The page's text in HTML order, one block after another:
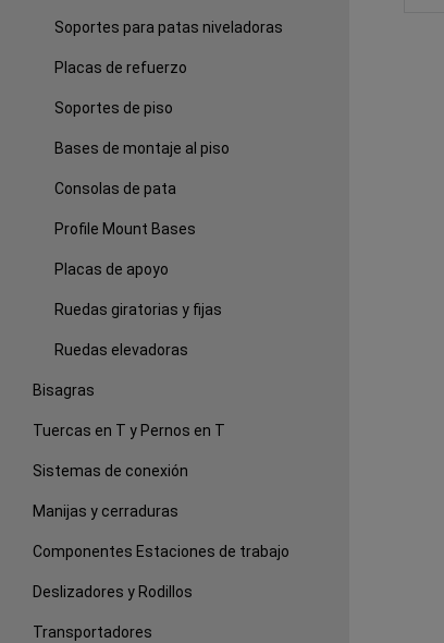
Soportes para patas niveladoras
Placas de refuerzo
Soportes de piso
Bases de montaje al piso
Consolas de pata
Profile Mount Bases
Placas de apoyo
Ruedas giratorias y fijas
Ruedas elevadoras
Bisagras
Tuercas en T y Pernos en T
Sistemas de conexión
Manijas y cerraduras
Componentes Estaciones de trabajo
Deslizadores y Rodillos
Transportadores